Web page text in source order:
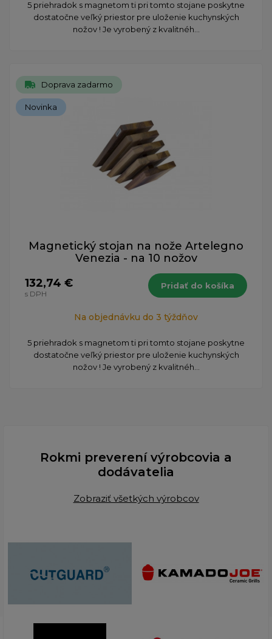
5 priehradok s magnetom ti pri tomto stojane poskytne
dostatočne veľký priestor pre uloženie kuchynských
nožov ! Je vyrobený z kvalitnéh...
Doprava zadarmo
Novinka
Magnetický stojan na nože Artelegno
Venezia - na 10 nožov
132,74 €
s DPH
Pridať do košíka
Na objednávku do 3 týždňov
5 priehradok s magnetom ti pri tomto stojane poskytne
dostatočne veľký priestor pre uloženie kuchynských
nožov ! Je vyrobený z kvalitnéh...
Rokmi preverení výrobcovia a
dodávatelia
Zobraziť všetkých výrobcov